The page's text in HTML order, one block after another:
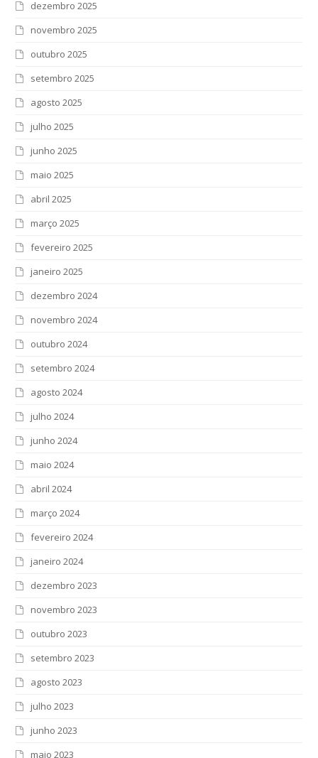
dezembro 2025
novembro 2025
outubro 2025
setembro 2025
agosto 2025
julho 2025
junho 2025
maio 2025
abril 2025
março 2025
fevereiro 2025
janeiro 2025
dezembro 2024
novembro 2024
outubro 2024
setembro 2024
agosto 2024
julho 2024
junho 2024
maio 2024
abril 2024
março 2024
fevereiro 2024
janeiro 2024
dezembro 2023
novembro 2023
outubro 2023
setembro 2023
agosto 2023
julho 2023
junho 2023
maio 2023